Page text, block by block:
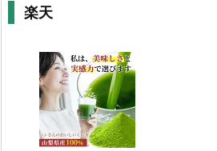
楽天